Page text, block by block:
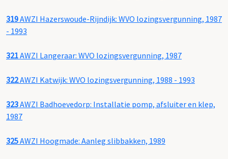
319AWZI Hazerswoude-Rijndijk: WVO lozingsvergunning, 1987
- 1993
321AWZI Langeraar: WVO lozingsvergunning, 1987
322AWZI Katwijk: WVO lozingsvergunning, 1988 - 1993
323AWZI Badhoevedorp: Installatie pomp, afsluiter en klep,
1987
325AWZI Hoogmade: Aanleg slibbakken, 1989